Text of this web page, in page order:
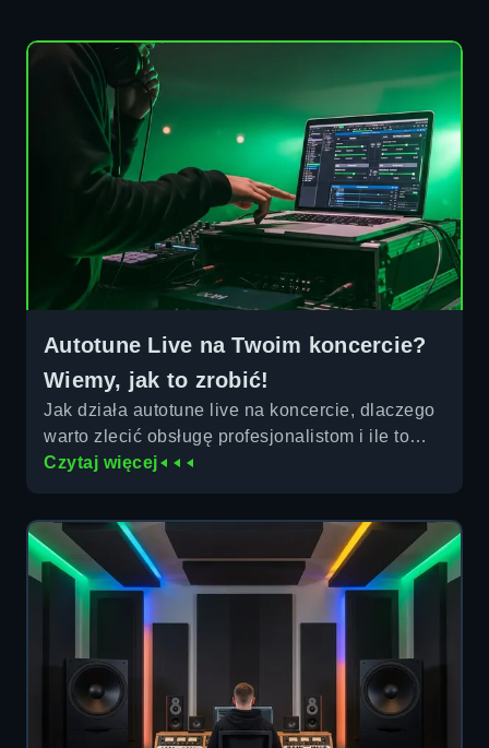
Autotune Live na Twoim koncercie?
Wiemy, jak to zrobić!
Jak działa autotune live na koncercie, dlaczego
warto zlecić obsługę profesjonalistom i ile to
kosztuje. Flightcore Studios obsługuje występy
Czytaj więcej